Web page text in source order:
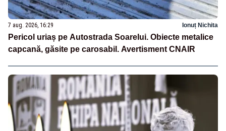
7 aug. 2026, 16:29 Ionuț Nichita
Pericol uriaș pe Autostrada Soarelui. Obiecte metalice
capcană, găsite pe carosabil. Avertisment CNAIR